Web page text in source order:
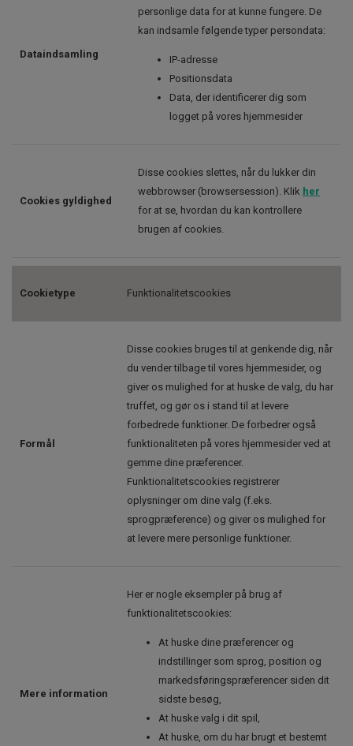
Dataindsamling
personlige data for at kunne fungere. De
kan indsamle følgende typer persondata:
IP-adresse
Positionsdata
Data, der identificerer dig som
logget på vores hjemmesider
Cookies gyldighed
Disse cookies slettes, når du lukker din
webbrowser (browsersession). Klik her
for at se, hvordan du kan kontrollere
brugen af cookies.
Cookietype Funktionalitetscookies
Formål
Disse cookies bruges til at genkende dig, når
du vender tilbage til vores hjemmesider, og
giver os mulighed for at huske de valg, du har
truffet, og gør os i stand til at levere
forbedrede funktioner. De forbedrer også
funktionaliteten på vores hjemmesider ved at
gemme dine præferencer.
Funktionalitetscookies registrerer
oplysninger om dine valg (f.eks.
sprogpræference) og giver os mulighed for
at levere mere personlige funktioner.
Mere information
Her er nogle eksempler på brug af
funktionalitetscookies:
At huske dine præferencer og
indstillinger som sprog, position og
markedsføringspræferencer siden dit
sidste besøg,
At huske valg i dit spil,
At huske, om du har brugt et bestemt